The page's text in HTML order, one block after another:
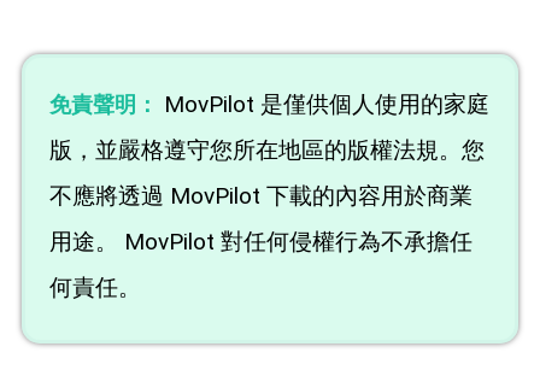
免責聲明：
MovPilot 是僅供個人使用的家庭
版，並嚴格遵守您所在地區的版權法規。您
不應將透過 MovPilot 下載的內容用於商業
用途。 MovPilot 對任何侵權行為不承擔任
何責任。